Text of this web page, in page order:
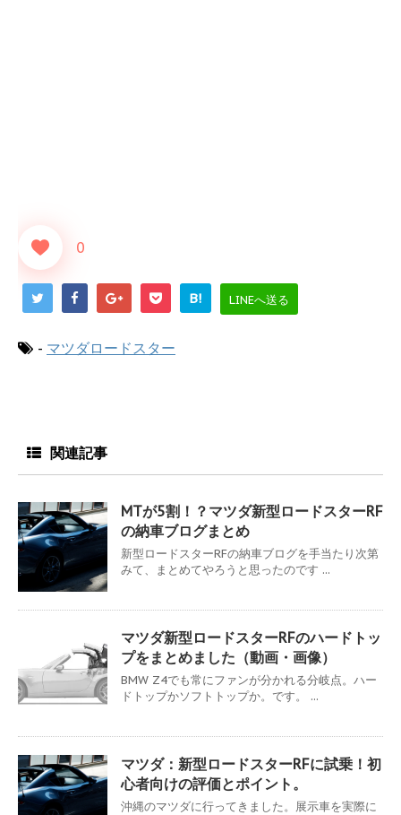
0
B! LINEへ送る
- マツダロードスター
関連記事
MTが5割！？マツダ新型ロードスターRF
の納車ブログまとめ
新型ロードスターRFの納車ブログを手当たり次第
みて、まとめてやろうと思ったのです ...
マツダ新型ロードスターRFのハードトッ
プをまとめました（動画・画像）
BMW Z4でも常にファンが分かれる分岐点。ハー
ドトップかソフトトップか。です。 ...
マツダ：新型ロードスターRFに試乗！初
心者向けの評価とポイント。
沖縄のマツダに行ってきました。展示車を実際に